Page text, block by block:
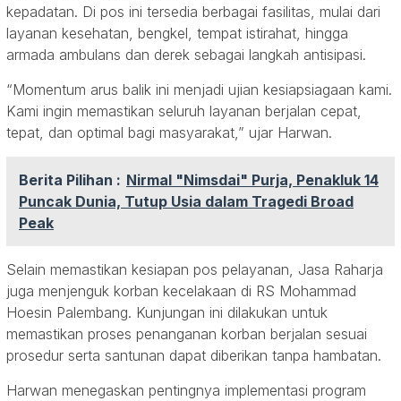
kepadatan. Di pos ini tersedia berbagai fasilitas, mulai dari
layanan kesehatan, bengkel, tempat istirahat, hingga
armada ambulans dan derek sebagai langkah antisipasi.
“Momentum arus balik ini menjadi ujian kesiapsiagaan kami.
Kami ingin memastikan seluruh layanan berjalan cepat,
tepat, dan optimal bagi masyarakat,” ujar Harwan.
Berita Pilihan : Nirmal "Nimsdai" Purja, Penakluk 14
Puncak Dunia, Tutup Usia dalam Tragedi Broad
Peak
Selain memastikan kesiapan pos pelayanan, Jasa Raharja
juga menjenguk korban kecelakaan di RS Mohammad
Hoesin Palembang. Kunjungan ini dilakukan untuk
memastikan proses penanganan korban berjalan sesuai
prosedur serta santunan dapat diberikan tanpa hambatan.
Harwan menegaskan pentingnya implementasi program